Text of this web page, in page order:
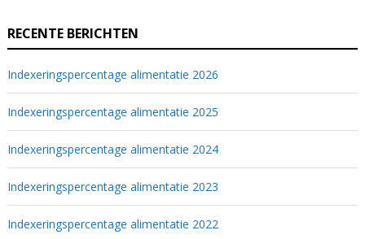
RECENTE BERICHTEN
Indexeringspercentage alimentatie 2026
Indexeringspercentage alimentatie 2025
Indexeringspercentage alimentatie 2024
Indexeringspercentage alimentatie 2023
Indexeringspercentage alimentatie 2022